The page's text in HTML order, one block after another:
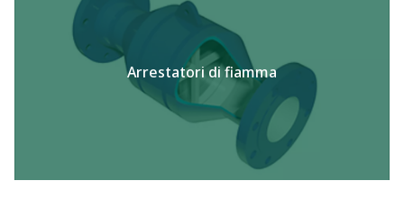
Arrestatori di fiamma